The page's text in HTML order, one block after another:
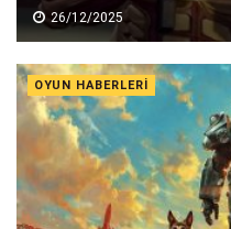
26/12/2025
OYUN HABERLERI